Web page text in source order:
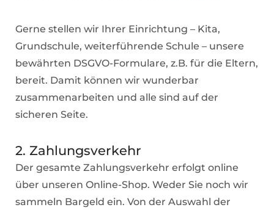
Gerne stellen wir Ihrer Einrichtung – Kita,
Grundschule, weiterführende Schule – unsere
bewährten DSGVO-Formulare, z.B. für die Eltern,
bereit. Damit können wir wunderbar
zusammenarbeiten und alle sind auf der
sicheren Seite.
2. Zahlungsverkehr
Der gesamte Zahlungsverkehr erfolgt online
über unseren Online-Shop. Weder Sie noch wir
sammeln Bargeld ein. Von der Auswahl der